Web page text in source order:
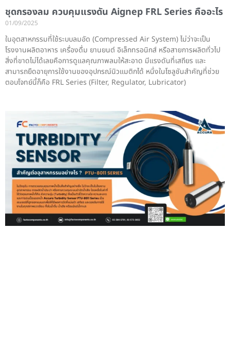
ชุดกรองลม ควบคุมแรงดัน Aignep FRL Series คืออะไร
01/09/2025
ในอุตสาหกรรมที่ใช้ระบบลมอัด (Compressed Air System) ไม่ว่าจะเป็น
โรงงานผลิตอาหาร เครื่องดื่ม ยานยนต์ อิเล็กทรอนิกส์ หรือสายการผลิตทั่วไป
สิ่งที่ขาดไม่ได้เลยคือการดูแลคุณภาพลมให้สะอาด มีแรงดันที่เสถียร และ
สามารถยืดอายุการใช้งานของอุปกรณ์นิวแมติกได้ หนึ่งในโซลูชันสำคัญที่ช่วย
ตอบโจทย์นี้ก็คือ FRL Series (Filter, Regulator, Lubricator)